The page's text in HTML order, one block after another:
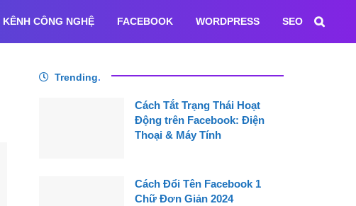
KÊNH CÔNG NGHỆ FACEBOOK WORDPRESS SEO
Trending.
Cách Tắt Trạng Thái Hoạt
Động trên Facebook: Điện
Thoại & Máy Tính
Cách Đổi Tên Facebook 1
Chữ Đơn Giản 2024